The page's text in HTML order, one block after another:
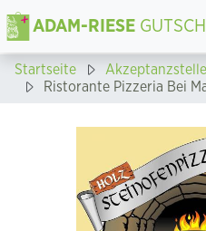
ADAM-RIESE
Startseite
Ristorante Pizzeria Bei